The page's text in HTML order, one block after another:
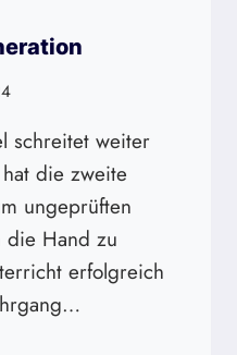
schreitet weiter
die zweite
ungeprüften
die Hand zu
erfolgreich